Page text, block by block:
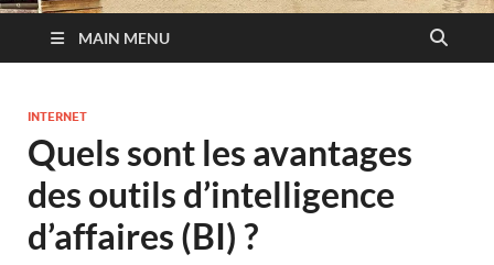
MAIN MENU
INTERNET
Quels sont les avantages
des outils d’intelligence
d’affaires (BI) ?